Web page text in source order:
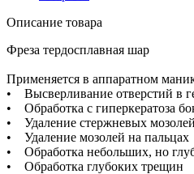
Описание товара
Фреза тердосплавная шар
Применяется в аппаратном
• Высверливание отверстий в
• Обработка с гиперкератоза
• Удаление стержневых мозолей
• Удаление мозолей на пальцах
• Обработка небольших, но
• Обработка глубоких трещин